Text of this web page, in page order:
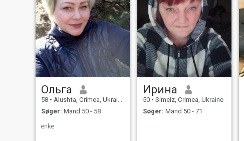
skal du komme tættere på
mig for at lære mig at kende.
Ольга
58 • Alushta, Crimea, Ukraine
Søger: Mand 50 - 58
enke
Ирина
50 • Simeiz, Crimea, Ukraine
Søger: Mand 50 - 71